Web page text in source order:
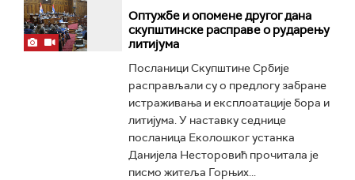
Оптужбе и опомене другог дана
скупштинске расправе о рударењу
литијума
Посланици Скупштине Србије
расправљали су о предлогу забране
истраживања и експлоатације бора и
литијума. У наставку седнице
посланица Еколошког устанка
Данијела Несторовић прочитала је
писмо житеља Горњих...